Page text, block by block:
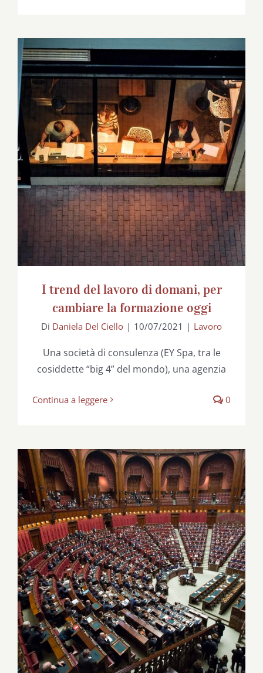
I trend del lavoro di domani, per
cambiare la formazione oggi
I trend del lavoro di domani, per
cambiare la formazione oggi
Di Daniela Del Ciello | 10/07/2021 | Lavoro
Una società di consulenza (EY Spa, tra le
cosiddette “big 4” del mondo), una agenzia
Continua a leggere 0
Considerazioni sul PNRR